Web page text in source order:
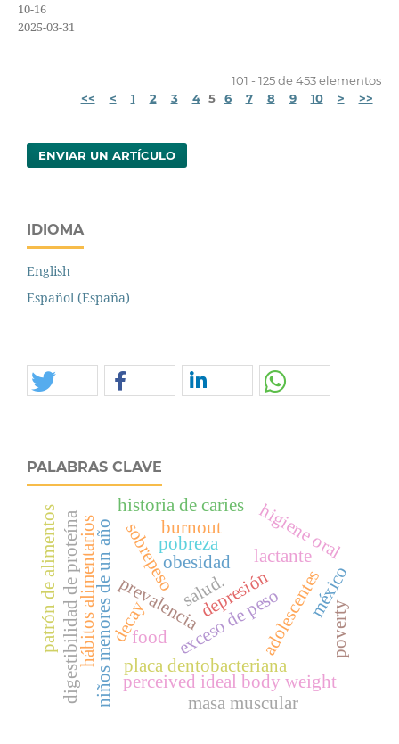
10-16
2025-03-31
101 - 125 de 453 elementos
<<
< 1 2 3 4 5 6 7 8 9 10 > >>
ENVIAR UN ARTÍCULO
IDIOMA
English
Español (España)
PALABRAS CLAVE
lactante
prevalenciaexceso de peso
sobrepesoobesidad
niños menores de un año placa dentobacteriana
adolescentes
higiene oral
historia de caries
hábitos alimentarios decay
digestibilidad de proteína
patrón de alimentos depresión
perceived ideal body weight
pobreza
méxico
food poverty
masa muscular
salud.
burnout